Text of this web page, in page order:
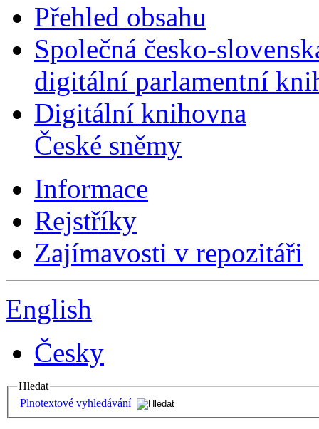
Přehled obsahu
Společná česko-
digitální parlamentní
Digitální knihovna
České sněmy
Informace
Rejstříky
Zajímavosti v repozitáři
English
Česky
Hledat
Plnotextové vyhledávání